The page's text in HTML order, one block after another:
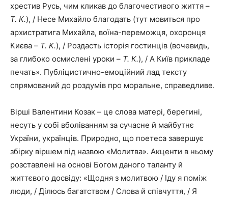
хрестив Русь, чим кликав до благочестивого життя –
Т. К.), / Несе Михайло благодать (тут мовиться про
архистратига Михайла, воїна-переможця, охоронця
Києва – Т. К.), / Роздасть історія гостинців (вочевидь,
за глибоко осмислені уроки – Т. К.), / А Київ прикладе
печать». Публіцистично-емоційний лад тексту
спрямований до роздумів про моральне, справедливе.
Вірші Валентини Козак – це слова матері, берегині,
несуть у собі вболіванням за сучасне й майбутнє
України, українців. Природно, що поетеса завершує
збірку віршем під назвою «Молитва». Акценти в ньому
розставлені на основі Богом даного таланту й
життєвого досвіду: «Щодня з молитвою / Іду я поміж
люди, / Ділюсь багатством / Слова й співчуття, / Я